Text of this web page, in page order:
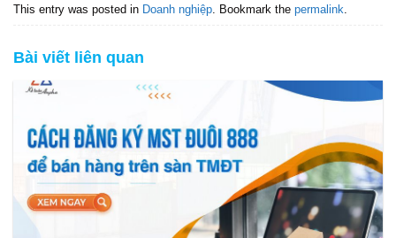
This entry was posted in Doanh nghiệp . Bookmark the permalink
Bài viết liên quan